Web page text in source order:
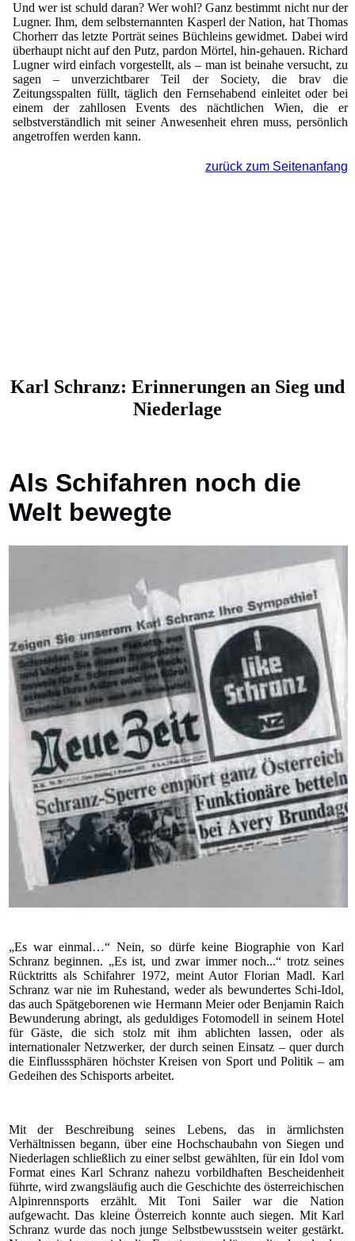
Und wer ist schuld daran? Wer wohl? Ganz bestimmt nicht nur der
Lugner. Ihm, dem selbsternannten Kasperl der Nation, hat Thomas
Chorherr das letzte Porträt seines Büchleins gewidmet. Dabei wird
überhaupt nicht auf den Putz, pardon Mörtel, hin-gehauen. Richard
Lugner wird einfach vorgestellt, als – man ist beinahe versucht, zu
sagen – unverzichtbarer Teil der Society, die brav die
Zeitungsspalten füllt, täglich den Fernsehabend einleitet oder bei
einem der zahllosen Events des nächtlichen Wien, die er
selbstverständlich mit seiner Anwesenheit ehren muss, persönlich
angetroffen werden kann.
zurück zum Seitenanfang
Karl Schranz: Erinnerungen an Sieg und
Niederlage
Als Schifahren noch die
Welt bewegte
„Es war einmal…“ Nein, so dürfe keine Biographie von Karl
Schranz beginnen. „Es ist, und zwar immer noch...“ trotz seines
Rücktritts als Schifahrer 1972, meint Autor Florian Madl. Karl
Schranz war nie im Ruhestand, weder als bewundertes Schi-Idol,
das auch Spätgeborenen wie Hermann Meier oder Benjamin Raich
Bewunderung abringt, als geduldiges Fotomodell in seinem Hotel
für Gäste, die sich stolz mit ihm ablichten lassen, oder als
internationaler Netzwerker, der durch seinen Einsatz – quer durch
die Einflusssphären höchster Kreisen von Sport und Politik – am
Gedeihen des Schisports arbeitet.
Mit der Beschreibung seines Lebens, das in ärmlichsten
Verhältnissen begann, über eine Hochschaubahn von Siegen und
Niederlagen schließlich zu einer selbst gewählten, für ein Idol vom
Format eines Karl Schranz nahezu vorbildhaften Bescheidenheit
führte, wird zwangsläufig auch die Geschichte des österreichischen
Alpinrennsports erzählt. Mit Toni Sailer war die Nation
aufgewacht. Das kleine Österreich konnte auch siegen. Mit Karl
Schranz wurde das noch junge Selbstbewusstsein weiter gestärkt.